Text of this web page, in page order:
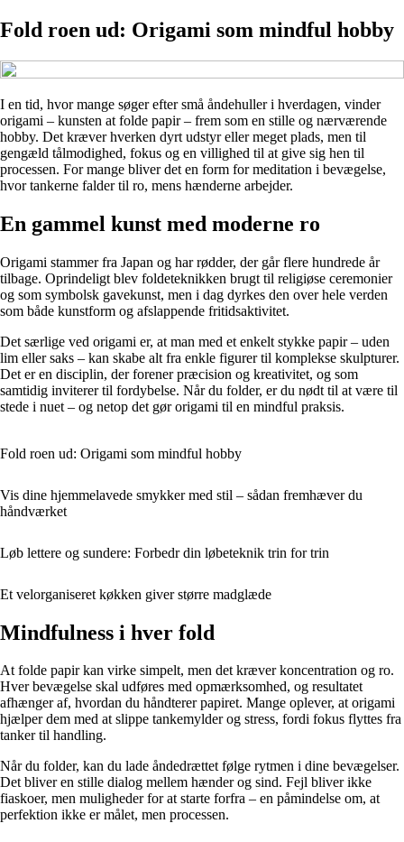
Fold roen ud: Origami som mindful hobby
I en tid, hvor mange søger efter små åndehuller i hverdagen, vinder
origami – kunsten at folde papir – frem som en stille og nærværende
hobby. Det kræver hverken dyrt udstyr eller meget plads, men til
gengæld tålmodighed, fokus og en villighed til at give sig hen til
processen. For mange bliver det en form for meditation i bevægelse,
hvor tankerne falder til ro, mens hænderne arbejder.
En gammel kunst med moderne ro
Origami stammer fra Japan og har rødder, der går flere hundrede år
tilbage. Oprindeligt blev foldeteknikken brugt til religiøse ceremonier
og som symbolsk gavekunst, men i dag dyrkes den over hele verden
som både kunstform og afslappende fritidsaktivitet.
Det særlige ved origami er, at man med et enkelt stykke papir – uden
lim eller saks – kan skabe alt fra enkle figurer til komplekse skulpturer.
Det er en disciplin, der forener præcision og kreativitet, og som
samtidig inviterer til fordybelse. Når du folder, er du nødt til at være til
stede i nuet – og netop det gør origami til en mindful praksis.
Fold roen ud: Origami som mindful hobby
Vis dine hjemmelavede smykker med stil – sådan fremhæver du
håndværket
Løb lettere og sundere: Forbedr din løbeteknik trin for trin
Et velorganiseret køkken giver større madglæde
Mindfulness i hver fold
At folde papir kan virke simpelt, men det kræver koncentration og ro.
Hver bevægelse skal udføres med opmærksomhed, og resultatet
afhænger af, hvordan du håndterer papiret. Mange oplever, at origami
hjælper dem med at slippe tankemylder og stress, fordi fokus flyttes fra
tanker til handling.
Når du folder, kan du lade åndedrættet følge rytmen i dine bevægelser.
Det bliver en stille dialog mellem hænder og sind. Fejl bliver ikke
fiaskoer, men muligheder for at starte forfra – en påmindelse om, at
perfektion ikke er målet, men processen.